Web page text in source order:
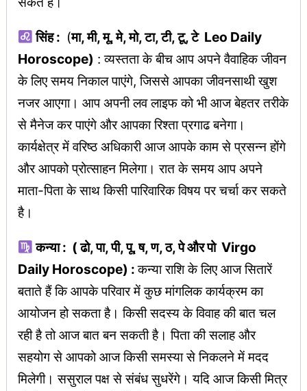
सिंह : (मा, मी, मू, मे, मो, टा, टी, टू, टे Leo Daily
Horoscope) : व्यस्तता के बीच आप अपने वैवाहिक जीवन
के लिए समय निकाल पाएंगे, जिससे आपका जीवनसाथी खुश
नजर आएगा। आप अपनी लव लाइफ को भी आज बेहतर तरीके
से मैनेज कर पाएंगे और आपका रिश्ता प्रगाढ बनेगा।
कार्यक्षेत्र में वरिष्ठ अधिकारी आज आपके काम से प्रसन्न होंगे
और आपको प्रोत्साहन मिलेगा। रात के समय आप अपने
माता-पिता के साथ किसी पारिवारिक विषय पर चर्चा कर सकते
है।
कन्या : ( ढो, पा, पी, पू, ष, ण, ठ, पे और पो Virgo
Daily Horoscope) :कन्या राशि के लिए आज सितारें
बताते हैं कि आपके परिवार में कुछ मांगलिक कार्यक्रम का
आयोजन हो सकता है। किसी सदस्य के विवाह की बात चल
रही है तो आज बात बन सकती है। पिता की सलाह और
सहयोग से आपको आज किसी समस्या से निकलने में मदद
मिलेगी। ससुराल पक्ष से संबंध सुधरेंगे। यदि आज किसी मित्र